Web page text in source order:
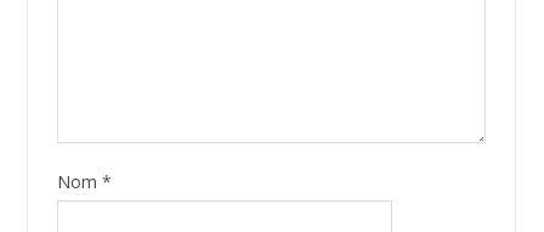
Nom *